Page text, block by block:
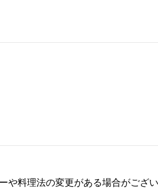
や料理法の変更がある場合がござ